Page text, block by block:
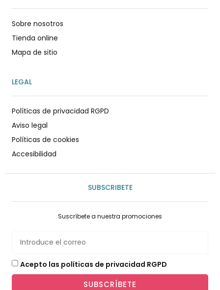
Sobre nosotros
Tienda online
Mapa de sitio
LEGAL
Políticas de privacidad RGPD
Aviso legal
Políticas de cookies
Accesibilidad
SUBSCRIBETE
Suscríbete a nuestra promociones
Acepto las políticas de privacidad RGPD
SUBSCRÍBETE